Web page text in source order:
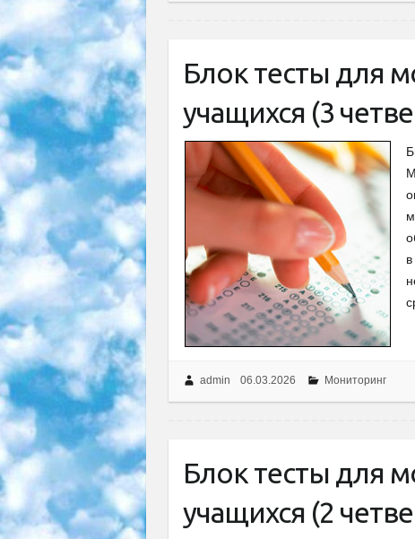
Блок тесты для
учащихся (3
admin 06.03.2026 Мониторинг
Блок тесты для
учащихся (2